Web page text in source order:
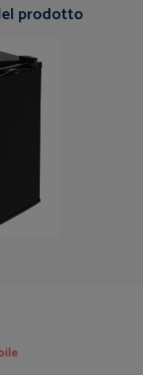
prodotto